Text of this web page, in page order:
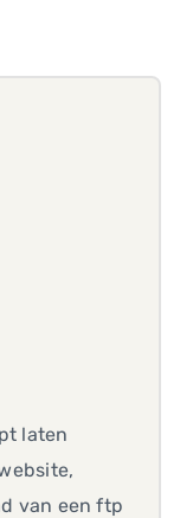
laten
van een ftp